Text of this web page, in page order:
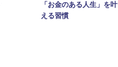
「お金のある人生」を叶
える習慣